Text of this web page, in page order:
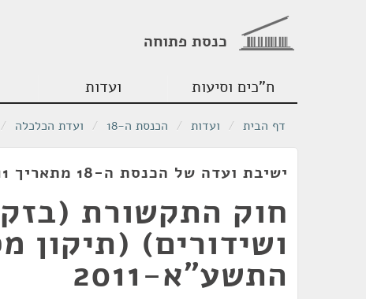
כנסת פתוחה
ח"כים וסיעות ועדות
דף הבית / ועדות / הכנסת ה-18 / ועדת הכלכלה /
ישיבת ועדה של הכנסת ה-18 מתאריך 08/02/2011
חוק התקשורת (בזק
התשע"א-2011